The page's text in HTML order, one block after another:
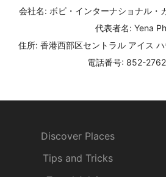
会社名: ボビ・インターナショナル・
代表者名: Yena
住所: 香港西部区セントラル アイス
電話番号: 852-
Discover Places
Tips and Tricks